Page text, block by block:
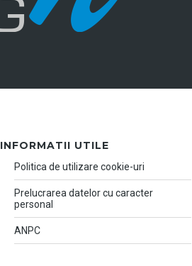
INFORMATII UTILE
Politica de utilizare cookie-uri
Prelucrarea datelor cu caracter
personal
ANPC